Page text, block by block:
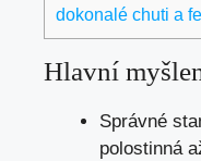
dokonalé chuti a
Hlavní
Správné
polostinná